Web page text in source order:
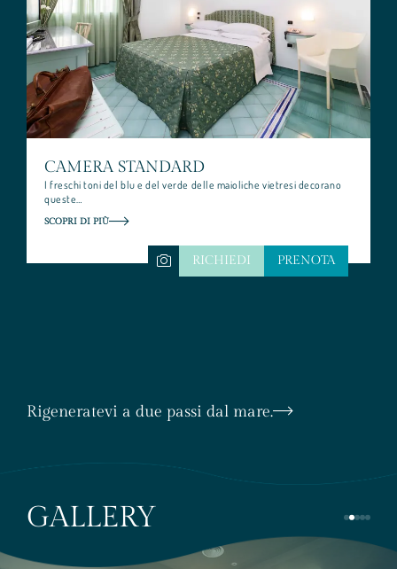
CAMERA STANDARD
I freschi toni del blu e del verde delle maioliche vietresi decorano
queste…
SCOPRI DI PIÙ
RICHIEDI PRENOTA
Rigeneratevi a due passi dal mare.
GALLERY